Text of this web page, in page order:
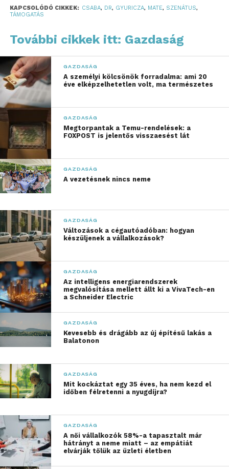
fejlesztések, a harmadik az oktatás, kutatás
egyetemen kívüli értékajánlat megfogalmazása.
„Hazai és nemzetközi
pályázati tevékenységünk
számszerűsítve 36,8
milliárd forintot jelentett
napjainkig. Az
infrastrukturális
fejlesztések mellett
három ütemben
bérfejlesztésre is
lehetőségünk adódott”
– mondta Dr. Gyuricza Csaba. Hozzátette, hogy 50
százalékkal nőtt a megújuló energiából származó
energiatermelése az egyetemnek.
„Összességében
napirenden van 51
milliárd forintnyi
fejlesztés, amelynek a
hátterét alapítványi,
egyetemi, illetve pályázati
források adják”
– fogalmazott, majd az oktatás terén elért
eredmények kapcsán tájékoztatta a megjelenteket a
világranglistákon elért eredményekről is, mint
KAPCSOLÓDÓ CIKKEK: CSABA, DR, GYURICZA, MATE, SZENÁTUS,
TÁMOGATÁS
További cikkek itt: Gazdaság
GAZDASÁG
A személyi kölcsönök forradalma: ami 20
éve elképzelhetetlen volt, ma természetes
GAZDASÁG
Megtorpantak a Temu-rendelések: a
FOXPOST is jelentős visszaesést lát
GAZDASÁG
A vezetésnek nincs neme
GAZDASÁG
Változások a cégautóadóban: hogyan
készüljenek a vállalkozások?
GAZDASÁG
Az intelligens energiarendszerek
megvalósítása mellett állt ki a VivaTech-en
a Schneider Electric
GAZDASÁG
Kevesebb és drágább az új építésű lakás a
Balatonon
GAZDASÁG
Mit kockáztat egy 35 éves, ha nem kezd el
időben félretenni a nyugdíjra?
GAZDASÁG
A női vállalkozók 58%-a tapasztalt már
hátrányt a neme miatt – az empátiát
elvárják tőlük az üzleti életben